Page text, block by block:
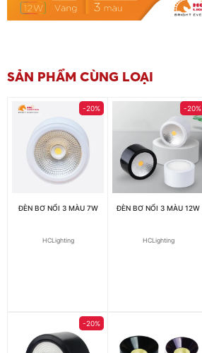
SẢN PHẨM CÙNG LOẠI
-20%
ĐÈN BƠ NỔI 3 MÀU 7W
HCLighting
-20%
ĐÈN BƠ NỔI 3 MÀU 12W
HCLighting
-20%